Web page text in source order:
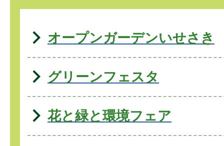
オープンガーデンいせさき
グリーンフェスタ
花と緑と環境フェア